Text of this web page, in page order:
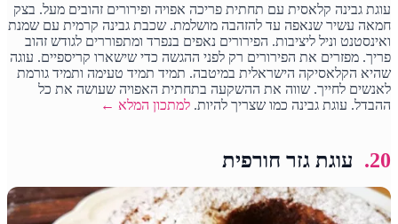
עוגת גבינה קלאסית עם תחתית פריכה אפויה ופירורים זהובים מעל. בצק
חמאה עשיר שנאפה עד להזהבה מושלמת. שכבת גבינה קרמית עם שמנת
ואינסטנט וניל ליציבות. הפירורים נאפים בנפרד ומתפוררים לגודש זהוב
פריך. מפזרים את הפירורים רק לפני ההגשה כדי שישארו קריספיים. עוגה
שהיא הקלאסיקה הישראלית במיטבה. תמיד תמיד טעימה ותמיד גורמת
לאנשים לחייך. שווה את ההשקעה בתחתית האפויה שעושה את כל
ההבדל. עוגת גבינה כמו שצריך להיות.למתכון המלא ←
20. עוגת גזר חורפית